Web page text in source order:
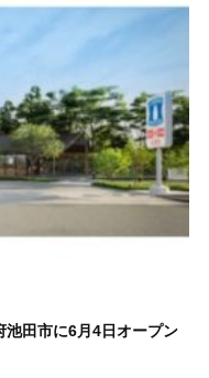
田市に6月4日オープン